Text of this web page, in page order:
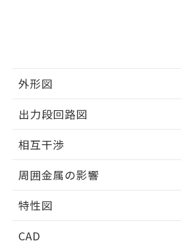
外形図
外形図
出力段回路図
出力段回路図
相互干渉
相互干渉
周囲金属の影響
周囲金属の影響
特性図
CAD
引・商談に必要な範囲で利
※当社の共同利用者とは、
の共同利用に関して"
用者の範囲」に記載されて
とができます。
EU RoHS指令（10物質）の非含
※本証明書は発行日時点で非含有
るもので、過去に遡って非含有
ものではありません。
物質の対応では、対応完了まで
荷製品に未対応品が混在すること
欄に対応日を記載しておりまし
既に当社にて対応品への在庫切
していることから、特段のこと
合意する